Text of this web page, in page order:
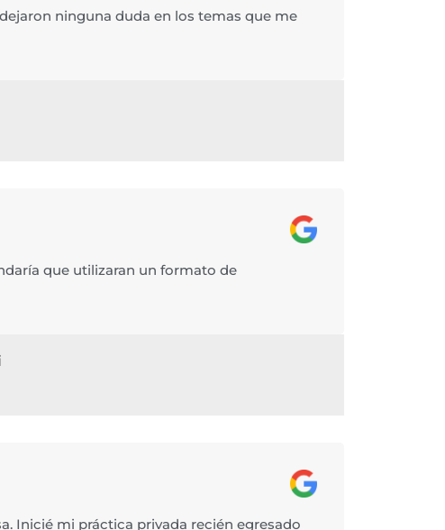
ninguna duda en los temas que me
que utilizaran un formato de
Inicié mi práctica privada recién egresado